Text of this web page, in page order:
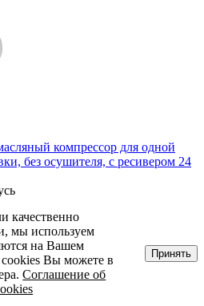
компрессор для одной
без осушителя, с ресивером 24
качественно
мы используем
на Вашем
Вы можете в
Соглашение об
Принять